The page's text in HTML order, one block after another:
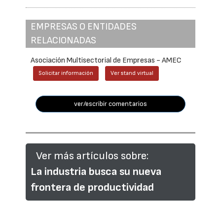
EMPRESAS O ENTIDADES
RELACIONADAS
Asociación Multisectorial de Empresas - AMEC
Solicitar información Ver stand virtual
ver/escribir comentarios
Ver más artículos sobre:
La industria busca su nueva
frontera de productividad